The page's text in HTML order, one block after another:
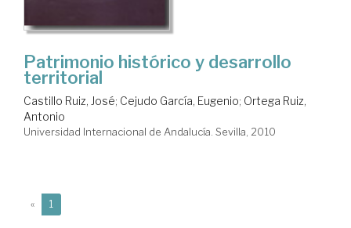
Patrimonio histórico y desarrollo
territorial
Castillo Ruiz, José; Cejudo García, Eugenio; Ortega Ruiz,
Antonio
Universidad Internacional de Andalucía. Sevilla, 2010
« 1